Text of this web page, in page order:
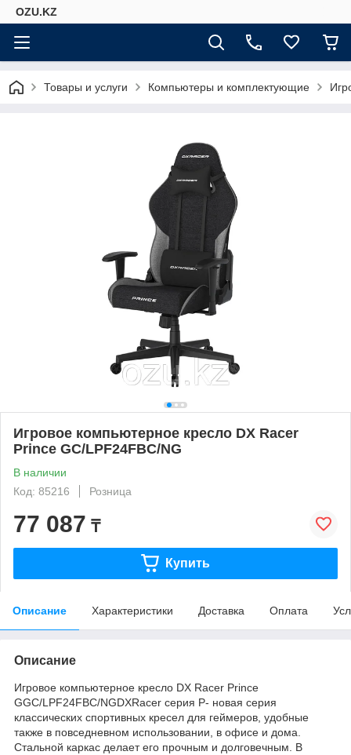
OZU.KZ
Товары и услуги Компьютеры и комплектующие
Игровое компьютерное кресло DX Racer
Prince GC/LPF24FBC/NG
В наличии
Код: 85216
Розница
77 087 ₸
Купить
Описание Характеристики Доставка Оплата
Описание
Игровое компьютерное кресло DX Racer Prince
GGC/LPF24FBC/NGDXRacer серия P- новая серия
классических спортивных кресел для геймеров, удобные
также в повседневном использовании, в офисе и дома.
Стальной каркас делает его прочным и долговечным. В